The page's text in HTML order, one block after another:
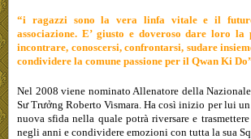
“i ragazzi sono la vera linfa vitale e il
associazione. E’ giusto e doveroso dare loro
incontrare, conoscersi, confrontarsi, sudare
condividere la comune passione per il Qwan Ki
Nel 2008 viene nominato Allenatore della
Sư Trưởng Roberto Vismara. Ha così inizio per lui
nuova sfida nella quale potrà riversare e trasmettere
negli anni e condividere emozioni con tutta la sua